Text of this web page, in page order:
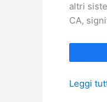
altri
CA,
Cosa
Leggi